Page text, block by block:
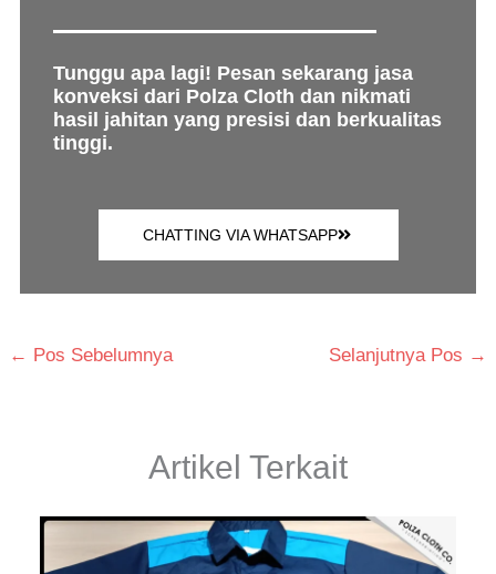
Tunggu apa lagi! Pesan sekarang jasa
konveksi dari Polza Cloth dan nikmati
hasil jahitan yang presisi dan berkualitas
tinggi.
CHATTING VIA WHATSAPP
← Pos Sebelumnya Selanjutnya Pos →
Artikel Terkait